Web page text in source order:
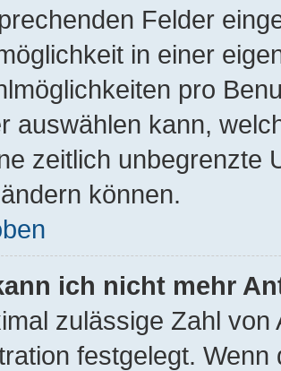
Felder
in einer
pro
auswählen kann,
zeitlich unbegrenzte
können.
ich nicht mehr
zulässige Zahl
festgelegt.